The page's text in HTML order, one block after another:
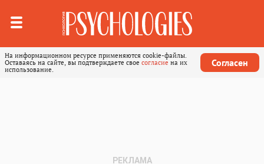
На информационном ресурсе применяются cookie-файлы.
Оставаясь на сайте, вы подтверждаете свое согласие на их
использование.
Согласен